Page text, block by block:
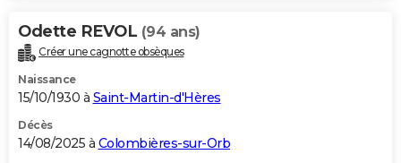
Odette REVOL (94 ans)
Créer une cagnotte obsèques
Naissance
15/10/1930 à Saint-Martin-d'Hères
Décès
14/08/2025 à Colombières-sur-Orb